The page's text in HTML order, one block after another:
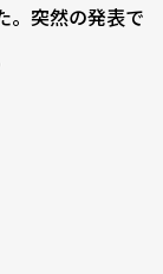
。突然の発表で